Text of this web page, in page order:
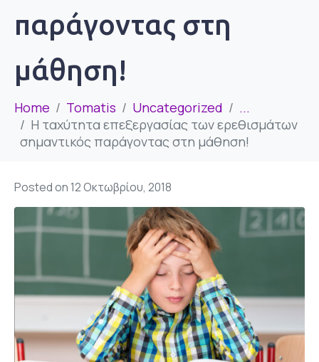
παράγοντας στη
μάθηση!
Home Tomatis Uncategorized
...
Η ταχύτητα επεξεργασίας των ερεθισμάτων
σημαντικός παράγοντας στη μάθηση!
Posted on 12 Οκτωβρίου, 2018